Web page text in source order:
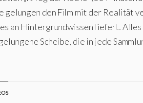
gelungen den Film mit der Realität
an Hintergrundwissen liefert. Alles
Scheibe, die in jede